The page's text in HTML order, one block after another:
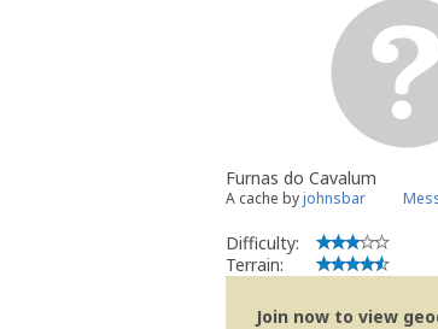
Furnas do Cavalum
A cache byjohnsbar
Difficulty:
Terrain:
Join now to view